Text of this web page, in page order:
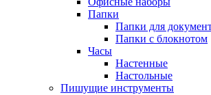
Папки
Папки для
Папки с блокнотом
Часы
Настенные
Настольные
Пишущие инструменты